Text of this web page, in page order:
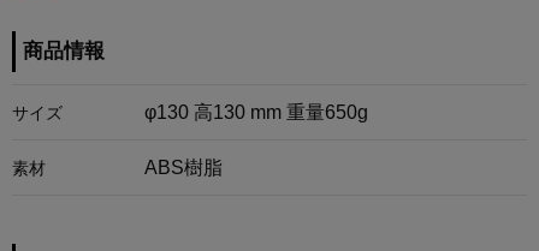
商品情報
サイズ φ130 高130 mm 重量650g
素材 ABS樹脂